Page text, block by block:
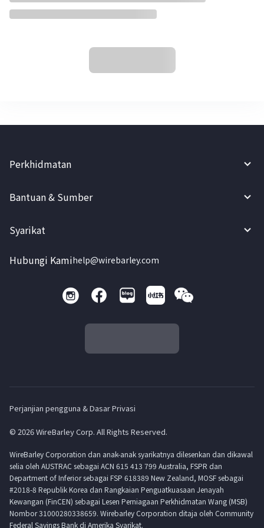
Perkhidmatan
Bantuan & Sumber
Syarikat
Hubungi Kamihelp@wirebarley.com
Perjanjian pengguna & Dasar Privasi
© 2026 WireBarley Corp. All Rights Reserved.
WireBarley Corporation dan anak-anak syarikatnya dilesenkan dan dikawal
selia oleh AUSTRAC sebagai ACN 615 413 799 Australia, FSPR dan
Department of Inferior sebagai FSP 618389 New Zealand, MOSF sebagai
#2018-8 Republik Korea dan Rangkaian Penguatkuasaan Jenayah
Kewangan (FinCEN) sebagai Lesen Perniagaan Perkhidmatan Wang (MSB)
Nombor 31000280338659. Wirebarley Corporation ditaja oleh Community
Federal Savings Bank di Amerika Syarikat.